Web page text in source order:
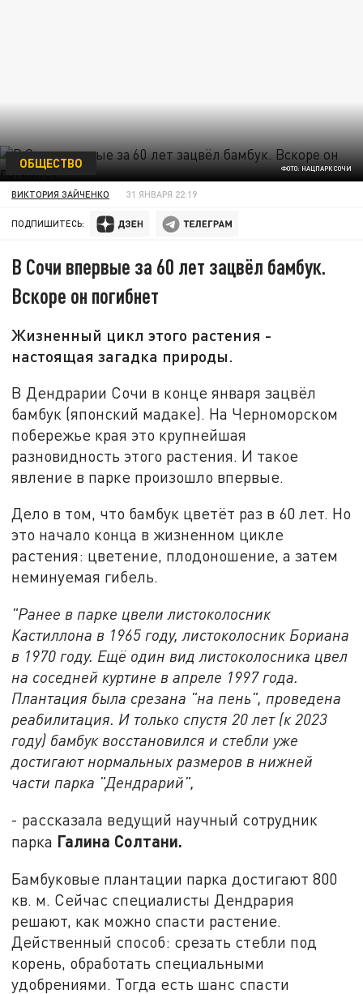
ФОТО: НАЦПАРК СОЧИ
ОБЩЕСТВО
ВИКТОРИЯ ЗАЙЧЕНКО 31 ЯНВАРЯ 22:19
ПОДПИШИТЕСЬ:
В Сочи впервые за 60 лет зацвёл бамбук.
Вскоре он погибнет
Жизненный цикл этого растения -
настоящая загадка природы.
В Дендрарии Сочи в конце января зацвёл
бамбук (японский мадаке). На Черноморском
побережье края это крупнейшая
разновидность этого растения. И такое
явление в парке произошло впервые.
Дело в том, что бамбук цветёт раз в 60 лет. Но
это начало конца в жизненном цикле
растения: цветение, плодоношение, а затем
неминуемая гибель.
"Ранее в парке цвели листоколосник
Кастиллона в 1965 году, листоколосник Бориана
в 1970 году. Ещё один вид листоколосника цвел
на соседней куртине в апреле 1997 года.
Плантация была срезана "на пень", проведена
реабилитация. И только спустя 20 лет (к 2023
году) бамбук восстановился и стебли уже
достигают нормальных размеров в нижней
части парка "Дендрарий",
- рассказала ведущий научный сотрудник
парка Галина Солтани.
Бамбуковые плантации парка достигают 800
кв. м. Сейчас специалисты Дендрария
решают, как можно спасти растение.
Действенный способ: срезать стебли под
корень, обработать специальными
удобрениями. Тогда есть шанс спасти